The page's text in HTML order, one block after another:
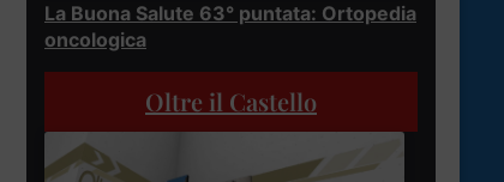
La Buona Salute 63° puntata: Ortopedia
oncologica
Oltre il Castello